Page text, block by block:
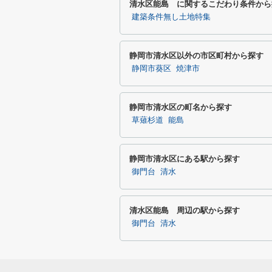
清水区能島 に関するこだわり条件か
建築条件無し土地特集
静岡市清水区以外の市区町村から探す
静岡市葵区 焼津市
静岡市清水区の町名から探す
草薙杉道 能島
静岡市清水区にある駅から探す
御門台 清水
清水区能島 周辺の駅から探す
御門台 清水